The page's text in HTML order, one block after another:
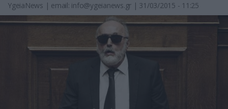
YgeiaNews | email: info@ygeianews.gr | 31/03/2015 - 11:25